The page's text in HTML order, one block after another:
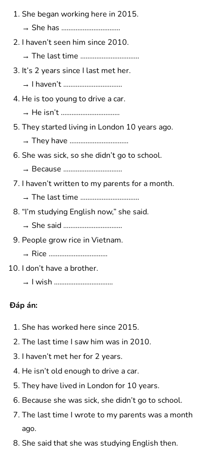
She began working here in 2015.
→ She has ……………………………
I haven’t seen him since 2010.
→ The last time ……………………………
It’s 2 years since I last met her.
→ I haven’t ……………………………
He is too young to drive a car.
→ He isn’t ……………………………
They started living in London 10 years ago.
→ They have ……………………………
She was sick, so she didn’t go to school.
→ Because ……………………………
I haven’t written to my parents for a month.
→ The last time ……………………………
“I’m studying English now,” she said.
→ She said ……………………………
People grow rice in Vietnam.
→ Rice ……………………………
I don’t have a brother.
→ I wish ……………………………
Đáp án:
She has worked here since 2015.
The last time I saw him was in 2010.
I haven’t met her for 2 years.
He isn’t old enough to drive a car.
They have lived in London for 10 years.
Because she was sick, she didn’t go to school.
The last time I wrote to my parents was a month
ago.
She said that she was studying English then.